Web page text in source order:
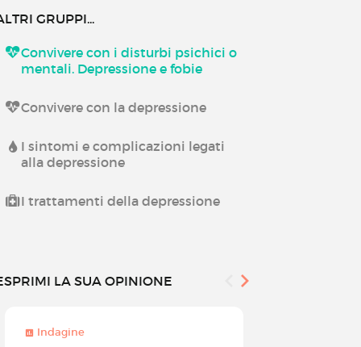
GRUPPI...
Convivere con i disturbi psichici o
mentali. Depressione e fobie
Convivere con la depressione
I sintomi e complicazioni legati
alla depressione
I trattamenti della depressione
LA SUA OPINIONE
Indagine